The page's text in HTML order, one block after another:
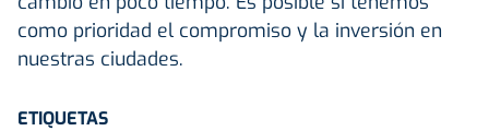
como prioridad el compromiso y la inversión en
nuestras ciudades.
ETIQUETAS